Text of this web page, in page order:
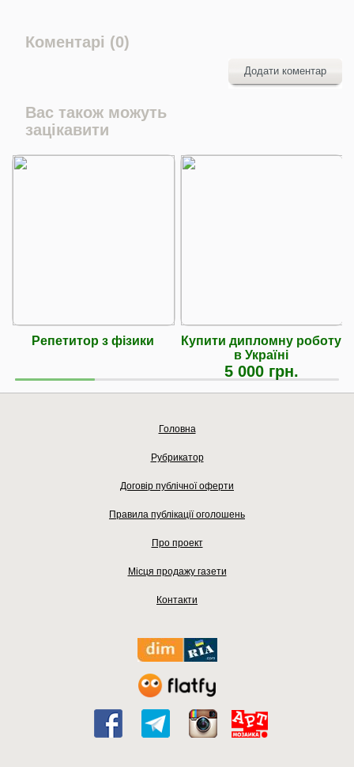
Коментарі (0)
Додати коментар
Вас також можуть
зацікавити
Репетитор з фізики
Купити дипломну роботу
в Україні
5 000 грн.
Головна
Рубрикатор
Договір публічної оферти
Правила публікації оголошень
Про проект
Місця продажу газети
Контакти